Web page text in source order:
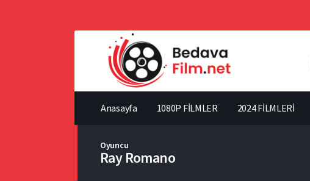
Anasayfa 1080P FİLMLER 2024 FİLMLERİ
Oyuncu
Ray Romano